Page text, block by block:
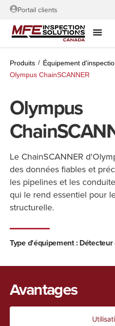
Portail clients
Produits / Équipement
Olympus ChainSCANNER
Olympus
Le ChainSCANNER
des données fiables et
les pipelines et les
qui le rend essentiel pour
structurelle.
Type d'équipement :
Avantages